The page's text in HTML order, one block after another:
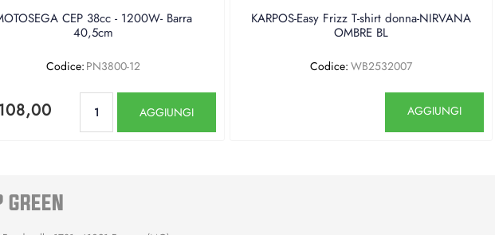
CEP 38cc - 1200W- Barra
40,5cm
Codice: PN3800-12
AGGIUNGI
KARPOS-Easy Frizz T-shirt donna-NIRVANA
OMBRE BL
Codice: WB2532007
AGGIUNGI
GREEN